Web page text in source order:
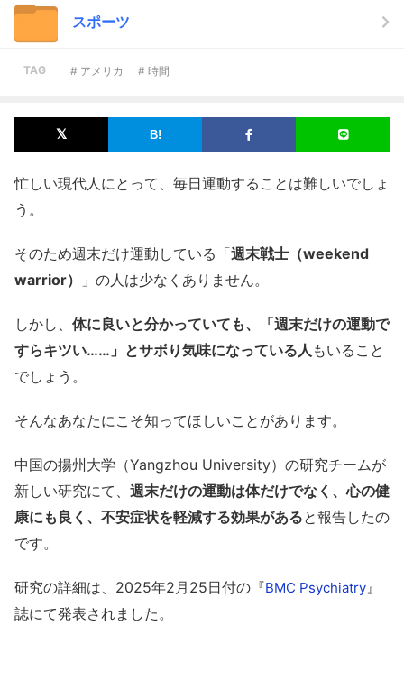
スポーツ
TAG # アメリカ # 時間
忙しい現代人にとって、毎日運動することは難しいでしょ
う。
そのため週末だけ運動している「週末戦士（weekend
warrior）
」の人は少なくありません。
しかし、 体に良いと分かっていても、「週末だけの運動で
すらキツい……」とサボり気味になっている人 もいること
でしょう。
そんなあなたにこそ知ってほしいことがあります。
中国の揚州大学（Yangzhou University）の研究チームが
新しい研究にて、 週末だけの運動は体だけでなく、心の健
康にも良く、不安症状を軽減する効果があると報告したの
です。
研究の詳細は、2025年2月25日付の『BMC Psychiatry 』
誌にて発表されました。